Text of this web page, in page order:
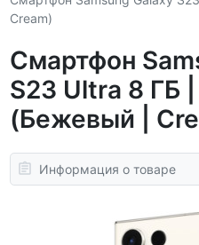
Cream)
Смартфон
S23 Ultra 8 ГБ
(Бежевый |
Информация о товаре